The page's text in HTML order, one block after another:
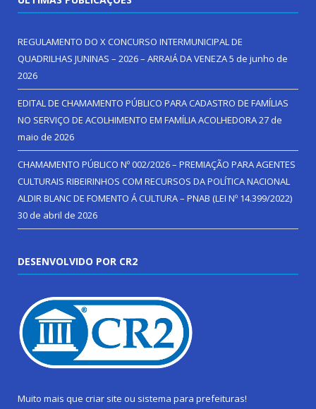
REGULAMENTO DO X CONCURSO INTERMUNICIPAL DE
QUADRILHAS JUNINAS – 2026 – ARRAIÁ DA VENEZA5 de junho de
2026
EDITAL DE CHAMAMENTO PÚBLICO PARA CADASTRO DE FAMÍLIAS
NO SERVIÇO DE ACOLHIMENTO EM FAMÍLIA ACOLHEDORA27 de
maio de 2026
CHAMAMENTO PÚBLICO Nº 002/2026 – PREMIAÇÃO PARA AGENTES
CULTURAIS RIBEIRINHOS COM RECURSOS DA POLÍTICA NACIONAL
ALDIR BLANC DE FOMENTO Á CULTURA – PNAB (LEI Nº 14.399/2022)
30 de abril de 2026
DESENVOLVIDO POR CR2
Muito mais que criar site ou sistema para prefeituras!